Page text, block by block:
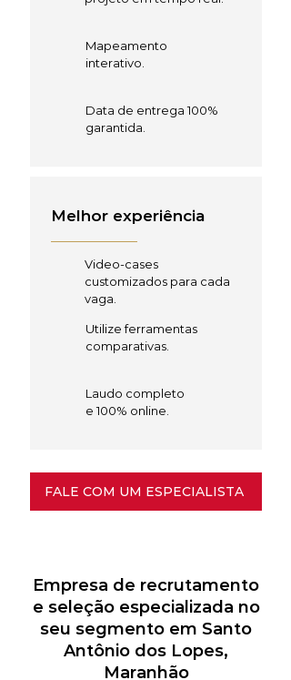
Mapeamento
interativo.
Data de entrega 100%
garantida.
Melhor experiência
Video-cases
customizados para cada
vaga.
Utilize ferramentas
comparativas.
Laudo completo
e 100% online.
FALE COM UM ESPECIALISTA
Empresa de recrutamento
e seleção especializada no
seu segmento em Santo
Antônio dos Lopes,
Maranhão